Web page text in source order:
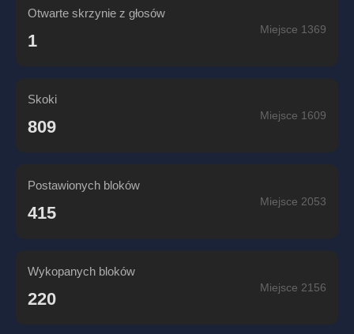
Otwarte skrzynie z głosów
1
Miejsce 1369
Skoki
809
Miejsce 1609
Postawionych bloków
415
Miejsce 2053
Wykopanych bloków
220
Miejsce 2156